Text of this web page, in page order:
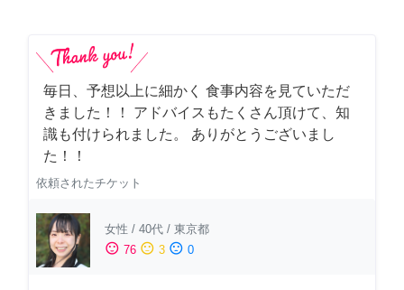
毎日、予想以上に細かく 食事内容を見ていただ
きました！！ アドバイスもたくさん頂けて、知
識も付けられました。 ありがとうございまし
た！！
依頼されたチケット
女性 / 40代 / 東京都
sentiment_satisfied 76 sentiment_neutral 3 sentiment_dissatisfied 0